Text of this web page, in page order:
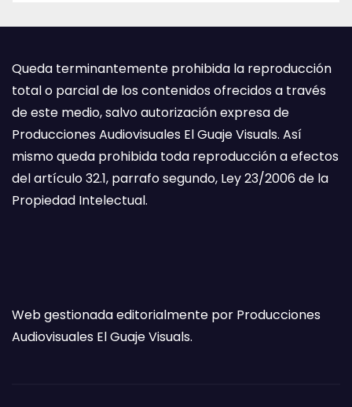
Queda terminantemente prohibida la reproducción
total o parcial de los contenidos ofrecidos a través
de este medio, salvo autorización expresa de
Producciones Audiovisuales El Guaje Visuals. Así
mismo queda prohibida toda reproducción a efectos
del artículo 32.1, parrafo segundo, Ley 23/2006 de la
Propiedad Intelectual.
Web gestionada editorialmente por Producciones
Audiovisuales El Guaje Visuals.